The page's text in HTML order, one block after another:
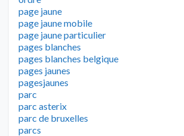
page jaune
page jaune mobile
page jaune particulier
pages blanches
pages blanches belgique
pages jaunes
pagesjaunes
parc
parc asterix
parc de bruxelles
parcs